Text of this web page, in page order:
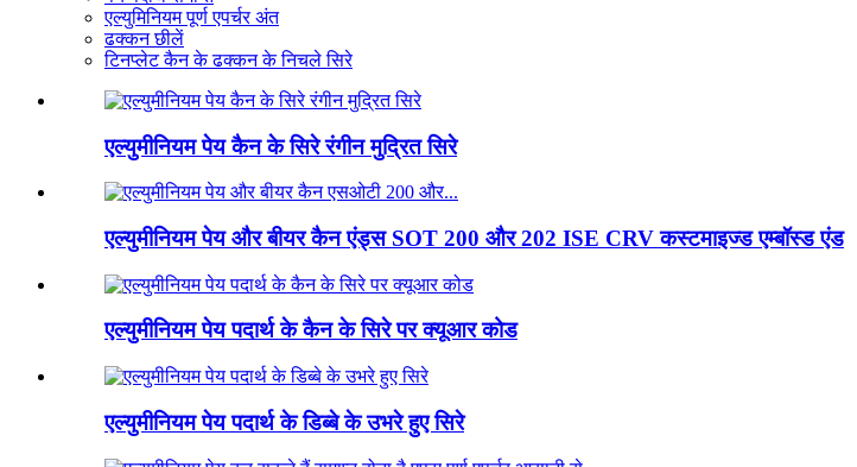
एल्युमिनियम पूर्ण एपर्चर अंत
ढक्कन छीलें
टिनप्लेट कैन के ढक्कन के निचले सिरे
एल्युमीनियम पेय कैन के सिरे रंगीन मुद्रित सिरे
एल्युमीनियम पेय और बीयर कैन एंड्स SOT 200 और 202 ISE CRV कस्टमाइज्ड एम्बॉस्ड एंड
एल्युमीनियम पेय पदार्थ के कैन के सिरे पर क्यूआर कोड
एल्युमीनियम पेय पदार्थ के डिब्बे के उभरे हुए सिरे